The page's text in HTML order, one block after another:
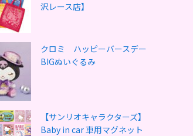
沢レース店】
クロミ ハッピーバースデー
BIGぬいぐるみ
【サンリオキャラクターズ】
Baby in car 車用マグネット